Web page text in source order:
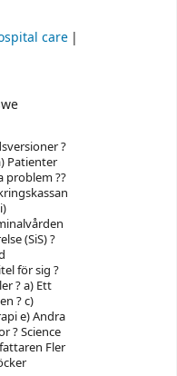
care
?
Patienter
problem ??
(SiS) ?
för sig ?
? a) Ett
? c)
e) Andra
? Science
Fler